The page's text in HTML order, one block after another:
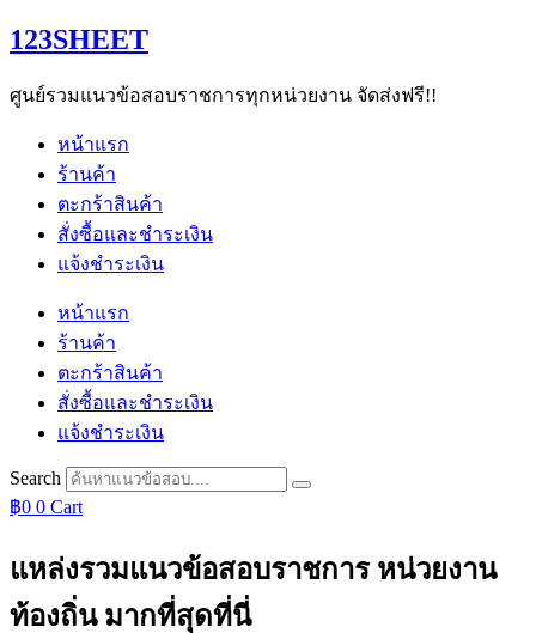
Skip
to
123SHEET
ศูนย์รวมแนวข้อสอบราชการทุกหน่วยงาน จัดส่งฟรี!!
หน้าแรก
ร้านค้า
ตะกร้าสินค้า
สั่งซื้อและชำระเงิน
แจ้งชำระเงิน
หน้าแรก
ร้านค้า
ตะกร้าสินค้า
สั่งซื้อและชำระเงิน
แจ้งชำระเงิน
Search
฿0 0 Cart
แหล่งรวมแนวข้อสอบราชการ หน่วยงาน
ท้องถิ่น มากที่สุดที่นี่